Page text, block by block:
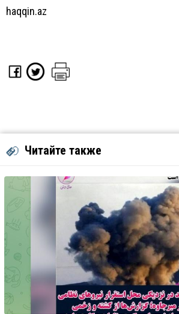
haqqin.az
Читайте также